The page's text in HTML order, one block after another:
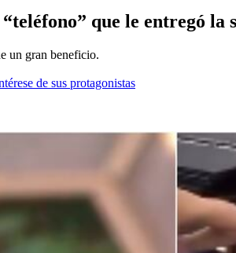
que le entregó la
un gran beneficio.
de sus protagonistas